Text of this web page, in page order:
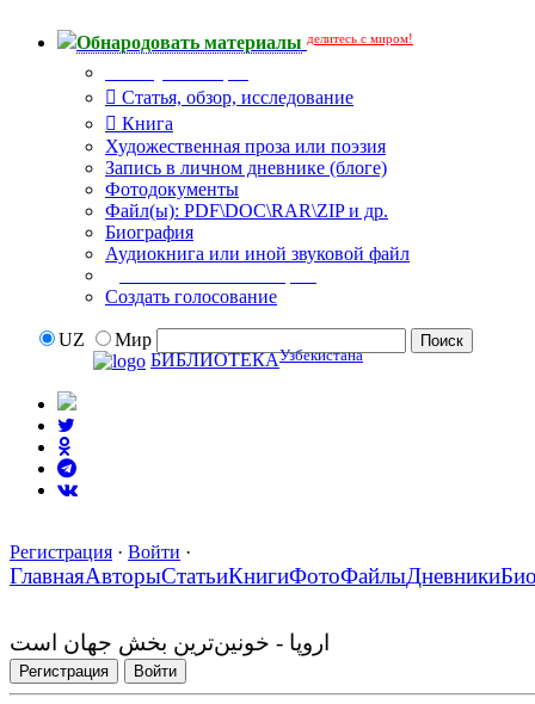
Обнародовать материалы делитесь с миром!
Статья, обзор, исследование
Книга
Художественная проза или поэзия
Запись в личном дневнике (блоге)
Фотодокументы
Файл(ы): PDF\DOC\RAR\ZIP и др.
Биография
Аудиокнига или иной звуковой файл
Создать голосование
UZ
Мир
БИБЛИОТЕКАУзбекистана
Регистрация · Войти ·
ГлавнаяАвторыСтатьиКнигиФотоФайлыДневники
اروپا - خونین‌ترین بخش جهان است
Регистрация Войти